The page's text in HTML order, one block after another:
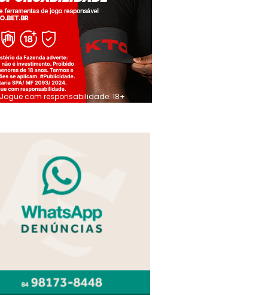
Jogue com responsabilidade. 18+